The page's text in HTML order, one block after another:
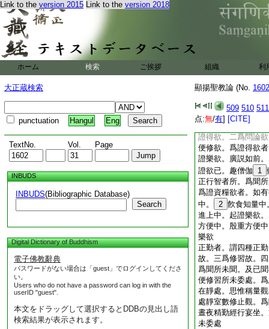
Link to the version 2015 Link to the version 2018
ホーム 検索 ご挨拶 組織 利
大正蔵検索
punctuation Hangul Eng
TextNo. Vol. Page
INBUDS
INBUDS(Bibliographic Database)
Search
Digital Dictionary of Buddhism
電子佛教辭典
パスワードがない場合は「guest」でログインしてくださ
い。
Users who do not have a password can log in with the
userID "guest".
本文をドラッグして選択するとDDBの見出し語
検索結果が表示されます。
顯揚聖教論 (No.
509 510 511
点:無/有] [CITE]
補特伽羅分別者。
諦者。下中上品分
由行故者。謂苦遲
及樂遲通行名中品
者。名下品學。隨
二方便修者。名上
瑜伽分別者。謂依
二欲。三正勤。四
信者。謂二行相及
行相。二清淨行相
處。二信解人威徳
證得欲。二爲問論
便修欲。爲證得欲
證樂欲。廣説如前
證欲已。趣僧伽
1
正行智者所。爲聞
爲證資糧欲者。如
中。
2 飮食知量中
進上中。起證樂欲
方便中。殷重方便
樂欲
正勤者。謂四種正
故。三爲修習故。
爲聞所未聞。及已
便修習所未委處。
在靜處。思惟稱量
處靜室數修止觀。
晝夜精勤經行宴坐
未委處